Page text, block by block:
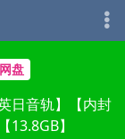
盘
日音轨】【内封
】